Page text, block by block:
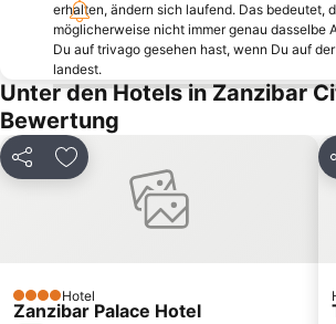
erhalten, ändern sich laufend. Das bedeutet,
möglicherweise nicht immer genau dasselbe
Du auf trivago gesehen hast, wenn Du auf
landest.
Unter den Hotels in Zanzibar
Bewertung
Teilen Zu Favoriten hinzufügen
4 SterneHotel
Zanzibar Palace Hotel